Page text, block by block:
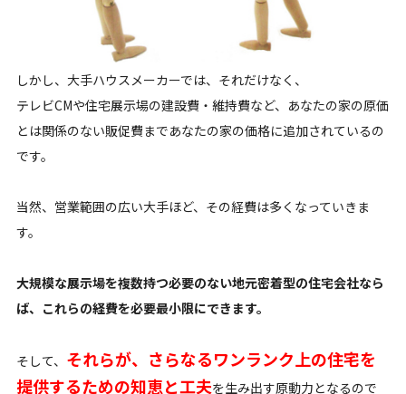
しかし、大手ハウスメーカーでは、それだけなく、
テレビCMや住宅展示場の建設費・維持費など、あなたの家の原価
とは関係のない販促費まであなたの家の価格に追加されているの
です。
当然、営業範囲の広い大手ほど、その経費は多くなっていきま
す。
大規模な展示場を複数持つ必要のない地元密着型の住宅会社なら
ば、これらの経費を必要最小限にできます。
そして、 それらが、さらなるワンランク上の住宅を
提供するための知恵と工夫を生み出す原動力となるので